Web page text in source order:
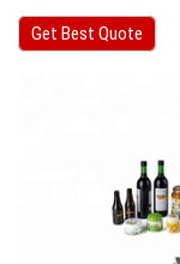
Get Best Quote